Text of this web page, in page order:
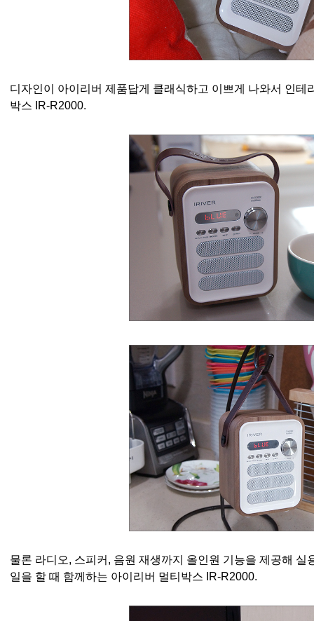
디자인이 아이리버 제품답게 클래식하고 이쁘게 나와서 인
박스 IR-R2000.
물론 라디오, 스피커, 음원 재생까지 올인원 기능을 제공해
일을 할 때 함께하는 아이리버 멀티박스 IR-R2000.